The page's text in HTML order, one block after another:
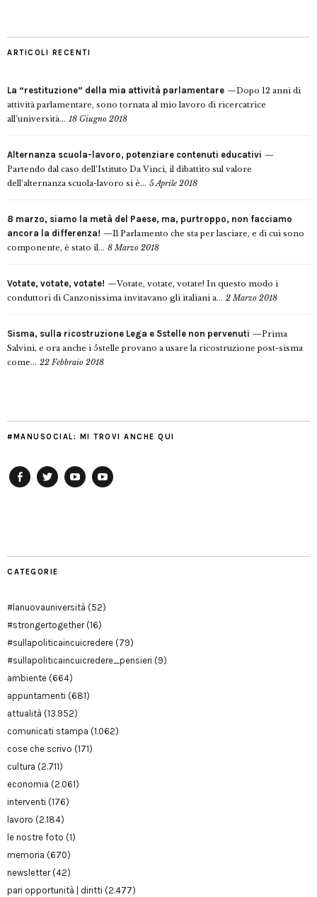
ARTICOLI RECENTI
La “restituzione” della mia attività parlamentare
Dopo 12 anni di
attività parlamentare, sono tornata al mio lavoro di ricercatrice
all’università... 18 Giugno 2018
Alternanza scuola-lavoro, potenziare contenuti educativi
Partendo dal caso dell’Istituto Da Vinci, il dibattito sul valore
dell’alternanza scuola-lavoro si è... 5 Aprile 2018
8 marzo, siamo la metà del Paese, ma, purtroppo, non facciamo
ancora la differenza!
Il Parlamento che sta per lasciare, e di cui sono
componente, è stato il... 8 Marzo 2018
Votate, votate, votate!
Votate, votate, votate! In questo modo i
conduttori di Canzonissima invitavano gli italiani a... 2 Marzo 2018
Sisma, sulla ricostruzione Lega e 5stelle non pervenuti
Prima
Salvini, e ora anche i 5stelle provano a usare la ricostruzione post-sisma
come... 22 Febbraio 2018
#MANUSOCIAL: MI TROVI ANCHE QUI
CATEGORIE
#lanuovauniversità (52)
#strongertogether(16)
#sullapoliticaincuicredere (79)
#sullapoliticaincuicredere_pensieri (9)
ambiente (664)
appuntamenti (681)
attualità (13.952)
comunicati stampa (1.062)
cose che scrivo (171)
cultura (2.711)
economia (2.061)
interventi (176)
lavoro (2.184)
le nostre foto (1)
memoria (670)
newsletter(42)
pari opportunità | diritti (2.477)